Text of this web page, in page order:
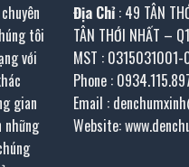
tôi
với
gian
những
Địa Chỉ : 49 TÂN
TÂN THỚI NHẤT –
MST : 0315031001-
Phone :
Email :
Website: